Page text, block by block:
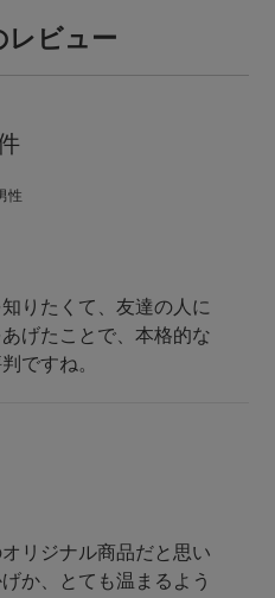
レビュー
性
りたくて、友達の人に
げたことで、本格的な
ですね。
リジナル商品だと思い
か、とても温まるよう